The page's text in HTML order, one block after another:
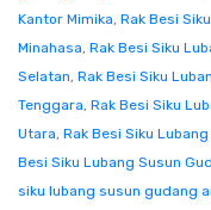
Kantor Mimika, Rak Besi
Minahasa, Rak Besi Siku
Selatan, Rak Besi Siku
Tenggara, Rak Besi Siku
Utara, Rak Besi Siku
Besi Siku Lubang Susun
siku lubang susun gudang